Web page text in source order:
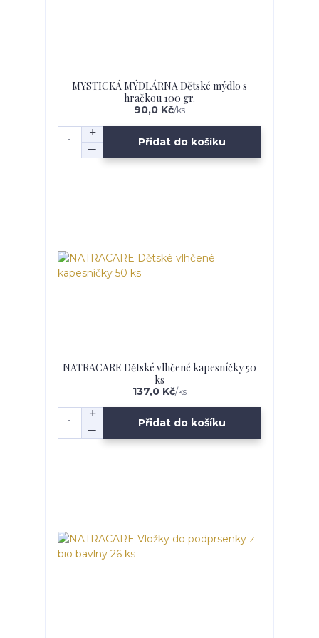
MYSTICKÁ MÝDLÁRNA Dětské mýdlo s
hračkou 100 gr.
90,0 Kč/ks
Přidat do košíku
NATRACARE Dětské vlhčené kapesníčky 50
ks
137,0 Kč/ks
Přidat do košíku